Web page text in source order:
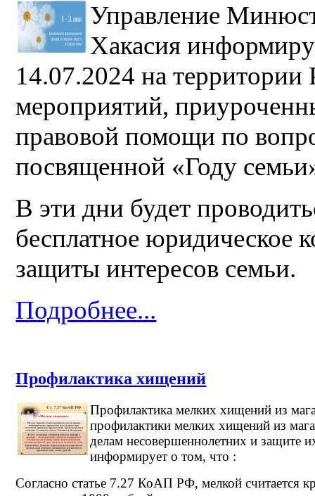
Управление
Хакасия
14.07.2024 на территории
мероприятий,
правовой помощи по
посвященной «Году
В эти дни будет
бесплатное юридическое
защиты интересов семьи.
Подробнее...
Профилактика хищений
Профилактика мелких хищений из
профилактики мелких хищений из
делам несовершеннолетних и защите
информирует о том, что :
Согласно статье 7.27 КоАП РФ, мелкой считается